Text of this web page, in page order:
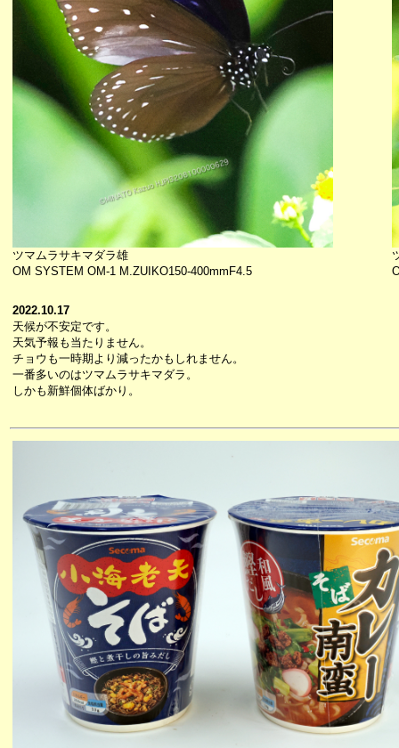
ツマムラサキマダラ雄
OM SYSTEM OM-1 M.ZUIKO150-400mmF4.5
2022.10.17
天候が不安定です。
天気予報も当たりません。
チョウも一時期より減ったかもしれません。
一番多いのはツマムラサキマダラ。
しかも新鮮個体ばかり。